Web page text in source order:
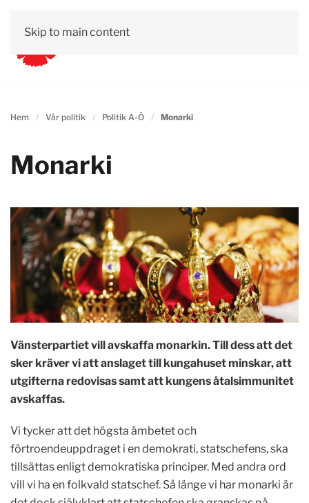
Skip to main content
Hem Vår politik Politik A-Ö Monarki
Monarki
Vänsterpartiet vill avskaffa monarkin. Till dess att det
sker kräver vi att anslaget till kungahuset minskar, att
utgifterna redovisas samt att kungens åtalsimmunitet
avskaffas.
Vi tycker att det högsta ämbetet och
förtroendeuppdraget i en demokrati, statschefens, ska
tillsättas enligt demokratiska principer. Med andra ord
vill vi ha en folkvald statschef. Så länge vi har monarki är